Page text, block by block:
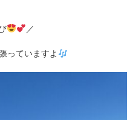
／
っていますよ